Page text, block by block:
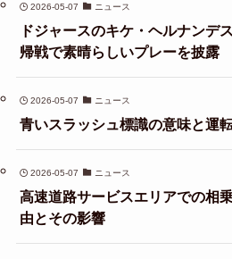
2026-05-07 ニュース
ドジャースのキケ・ヘルナンデ
帰戦で素晴らしいプレーを披露
2026-05-07 ニュース
青いスラッシュ標識の意味と運
2026-05-07 ニュース
高速道路サービスエリアでの相
由とその影響